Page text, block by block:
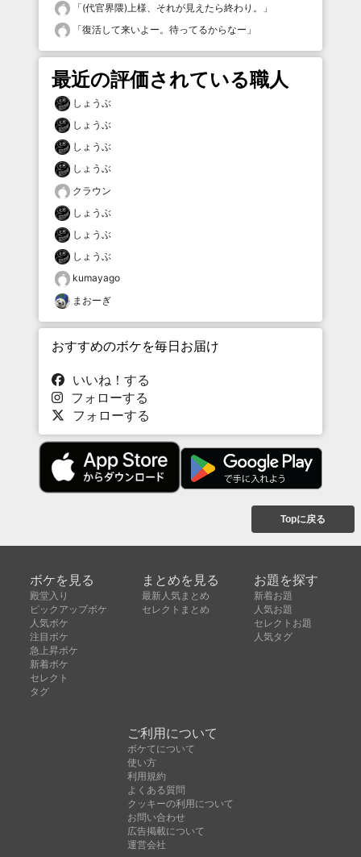
「(代官界隈)上様、それが見えたら終わり。
」
「復活して来いよー。待ってるからなー 」
最近の評価されている職人
しょうぶ
しょうぶ
しょうぶ
しょうぶ
クラウン
しょうぶ
しょうぶ
しょうぶ
kumayago
まおーぎ
おすすめのボケを毎日お届け
いいね！する
フォローする
フォローする
Topに戻る
ボケを見る
殿堂入り
ピックアップボケ
人気ボケ
注目ボケ
急上昇ボケ
新着ボケ
セレクト
タグ
まとめを見る
最新人気まとめ
セレクトまとめ
お題を探す
新着お題
人気お題
セレクトお題
人気タグ
ご利用について
ボケてについて
使い方
利用規約
よくある質問
クッキーの利用について
お問い合わせ
広告掲載について
運営会社